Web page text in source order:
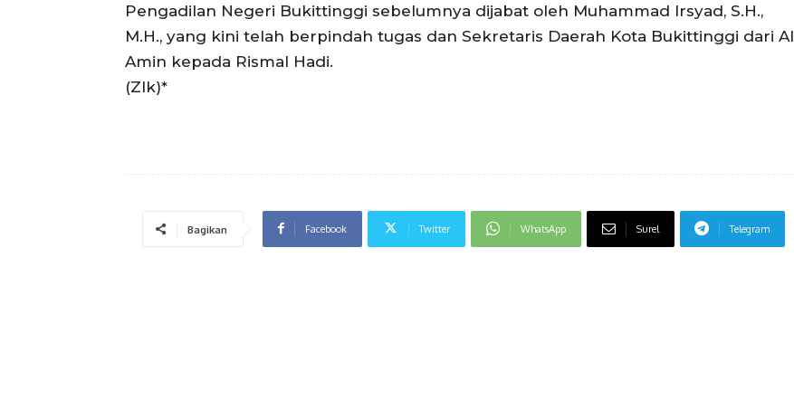
Pengadilan Negeri Bukittinggi sebelumnya dijabat oleh Muhammad Irsyad, S.H.,
M.H., yang kini telah berpindah tugas dan Sekretaris Daerah Kota Bukittinggi dari Al
Amin kepada Rismal Hadi.
(Zlk)*
Bagikan Facebook Twitter WhatsApp Surel Telegram